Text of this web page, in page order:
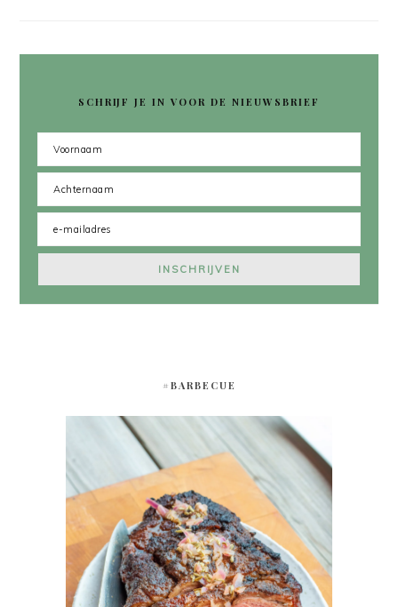
SCHRIJF JE IN VOOR DE NIEUWSBRIEF
#BARBECUE